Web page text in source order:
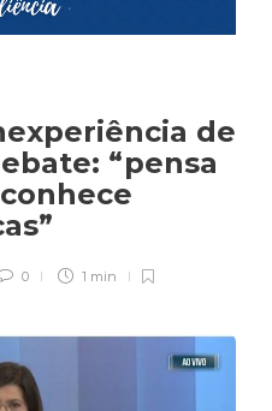
de
“pensa
0 1 min